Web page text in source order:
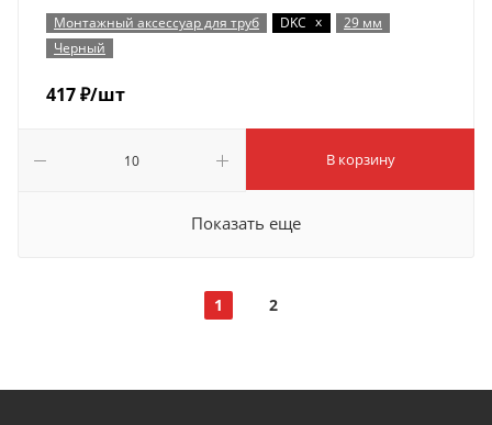
Монтажный аксессуар для труб DKC x
29 мм
Черный
417₽/шт
В корзину
Показать еще
1 2